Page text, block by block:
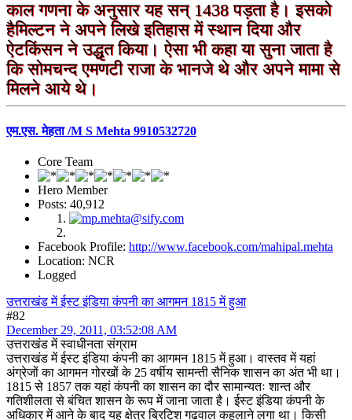
काल गणना के अनुसार यह सन् 1438 पड़ता है। इसको
हैमिल्टन ने अपने लिखे इतिहास में स्थान दिया और
ऐटकिंसन ने उद्धृत किया। ऐसा भी कहा या सुना जाता है
कि सोमचन्द एमणटी राजा के भानजे थे और अपने मामा से
मिलने आये थे।
एम.एस. मेहता /M S Mehta 9910532720
Core Team
Hero Member
Posts: 40,912
Facebook Profile: http://www.facebook.com/mahipal.mehta
Location: NCR
Logged
उत्तराखंड में ईस्ट इंडिया कंपनी का आगमन 1815 में हुआ
#82
December 29, 2011, 03:52:08 AM
उत्तराखंड में स्वाधीनता संग्राम
उत्तराखंड में ईस्ट इंडिया कंपनी का आगमन 1815 में हुआ। वास्तव में यहां
अंग्रेजों का आगमन गोरखों के 25 वर्षीय सामन्ती सैनिक शासन का अंत भी था।
1815 से 1857 तक यहां कंपनी का शासन का दौर सामान्यतः शान्त और
गतिशीलता से बंचित शासन के रूप में जाना जाता है। ईस्ट इंडिया कंपनी के
अधिकार में आने के बाद यह क्षेत्र ब्रिटिश गढवाल कहलाने लगा था। किसी